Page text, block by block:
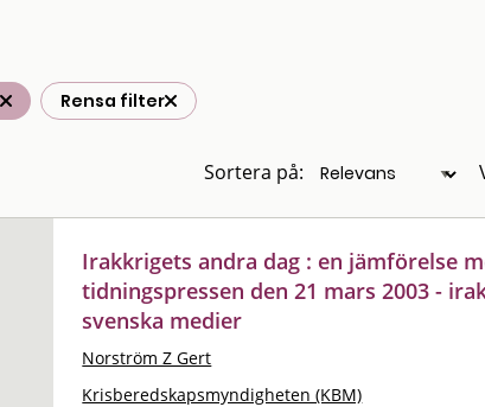
Rensa filter
Sortera på:
Irakkrigets andra dag : en jämförelse
tidningspressen den 21 mars 2003 -
svenska medier
Norström Z Gert
Krisberedskapsmyndigheten (KBM)